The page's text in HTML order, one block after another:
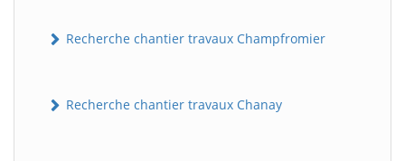
Recherche chantier travaux Champfromier
Recherche chantier travaux Chanay